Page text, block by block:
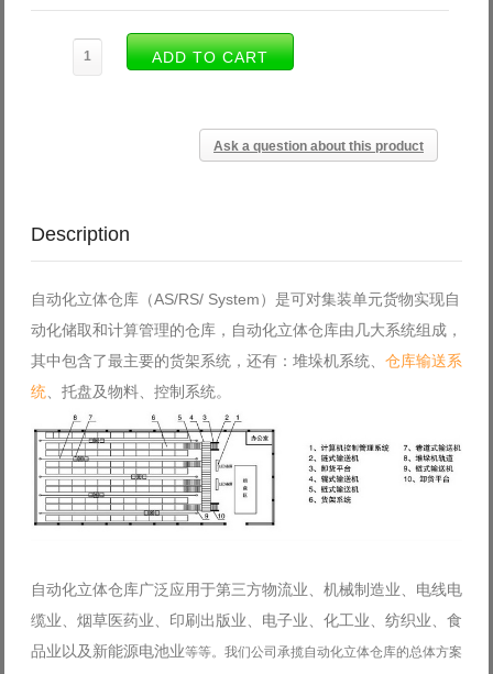
Ask a question about this product
Description
自动化立体仓库（AS/RS/ System）是可对集装单元货物实现自
动化储取和计算管理的仓库 ， 自动化立体仓库由几大系统组成，
其中包含了最主要的货架系统，还有：堆垛机系统、 仓库输送系
统 、托盘及物料、控制系统。
自动化立体仓库广泛应用于第三方物流业、 机械制造业、电线电
缆业、烟草医药业、 印刷出版业、 电子业、化工业、纺织业、食
品业以及新能源电池业等等。我们公司承揽自动化立体仓库的总体方案